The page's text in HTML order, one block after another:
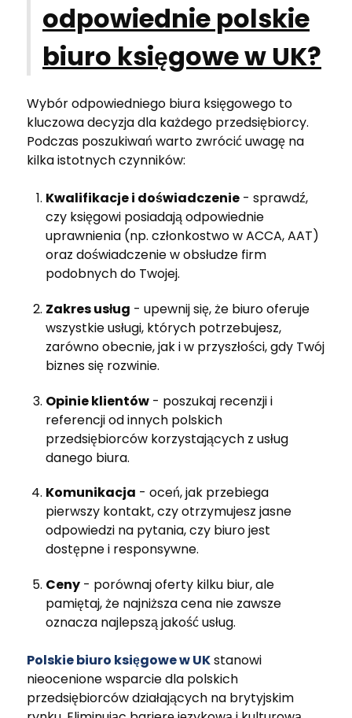
odpowiednie polskie
biuro księgowe w UK?
Wybór odpowiedniego biura księgowego to
kluczowa decyzja dla każdego przedsiębiorcy.
Podczas poszukiwań warto zwrócić uwagę na
kilka istotnych czynników:
Kwalifikacje i doświadczenie - sprawdź,
czy księgowi posiadają odpowiednie
uprawnienia (np. członkostwo w ACCA, AAT)
oraz doświadczenie w obsłudze firm
podobnych do Twojej.
Zakres usług - upewnij się, że biuro oferuje
wszystkie usługi, których potrzebujesz,
zarówno obecnie, jak i w przyszłości, gdy Twój
biznes się rozwinie.
Opinie klientów - poszukaj recenzji i
referencji od innych polskich
przedsiębiorców korzystających z usług
danego biura.
Komunikacja - oceń, jak przebiega
pierwszy kontakt, czy otrzymujesz jasne
odpowiedzi na pytania, czy biuro jest
dostępne i responsywne.
Ceny - porównaj oferty kilku biur, ale
pamiętaj, że najniższa cena nie zawsze
oznacza najlepszą jakość usług.
Polskie biuro księgowe w UKstanowi
nieocenione wsparcie dla polskich
przedsiębiorców działających na brytyjskim